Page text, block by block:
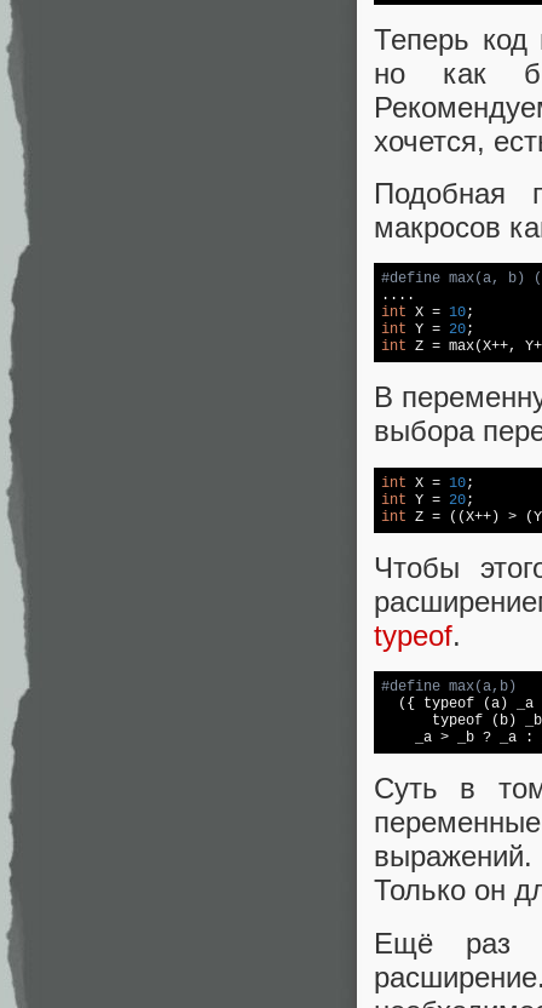
Теперь код
но как
хочется,
Подобная
макросов
#define max(a,
int X = 10
int Y = 20
int Z = max(X++,
В
выбора
int X = 10
int Y = 20
int Z = ((X++) >
Чтобы
typeof.
#define max(a,b)
({ typeof (a)
typeof (b)
_a > _b ? _a :
Суть в
Только он
Ещё раз